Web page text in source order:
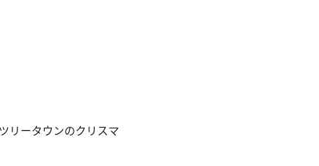
リータウンのクリスマ